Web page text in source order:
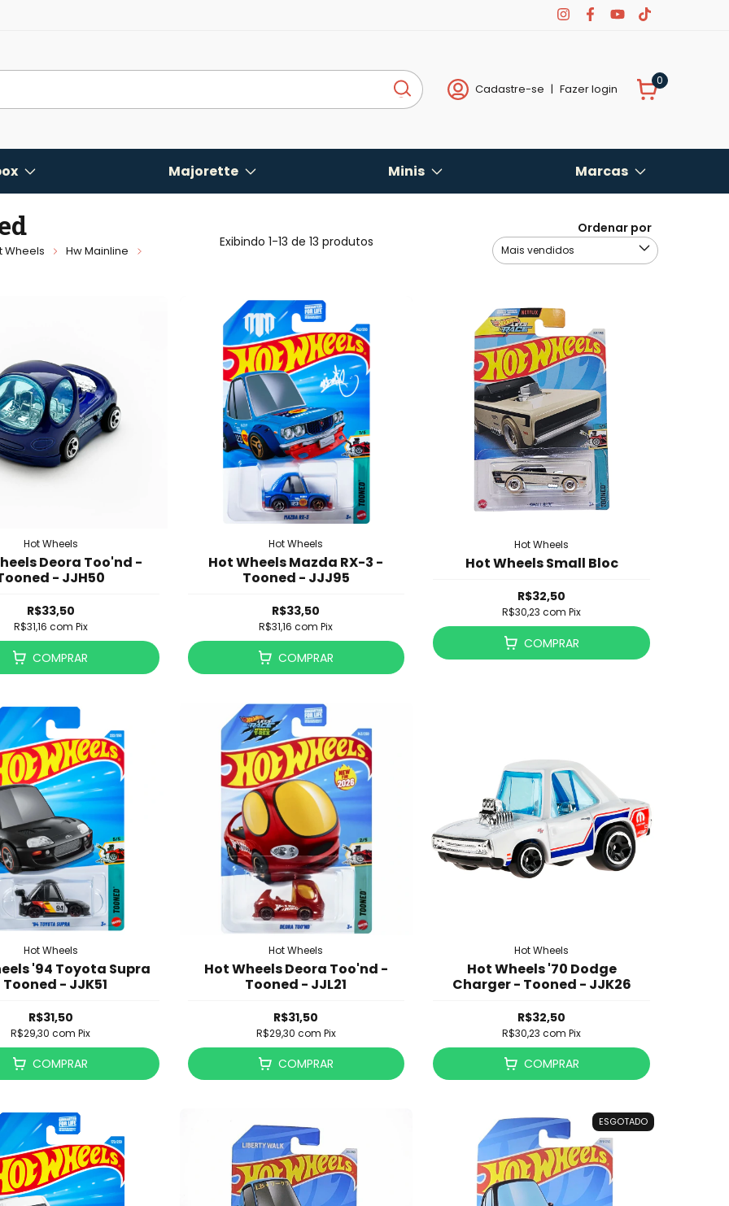
Cadastre-se | Fazer login
0
Majorette Minis Marcas
Wheels Hw Mainline
Exibindo 1-13 de 13 produtos
Ordenar por
Hot Wheels
Deora Too'nd -
- JJH50
R$33,50
R$31,16 com Pix
COMPRAR
Hot Wheels
Hot Wheels Mazda RX-3 -
Tooned - JJJ95
R$33,50
R$31,16com Pix
COMPRAR
Hot Wheels
Hot Wheels Small Bloc
R$32,50
R$30,23com Pix
COMPRAR
Hot Wheels
'94 Toyota Supra
- JJK51
R$31,50
R$29,30com Pix
COMPRAR
Hot Wheels
Hot Wheels Deora Too'nd -
Tooned - JJL21
R$31,50
R$29,30 com Pix
COMPRAR
Hot Wheels
Hot Wheels '70 Dodge
Charger - Tooned - JJK26
R$32,50
R$30,23com Pix
COMPRAR
ESGOTADO